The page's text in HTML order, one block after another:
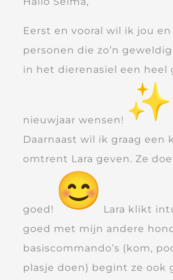
Eerst en vooral wil ik jou
personen die zo’n
in het dierenasiel een heel
nieuwjaar wensen!
Daarnaast wil ik graag een
omtrent Lara geven. Ze
goed!
Lara klikt
goed met mijn andere
basiscommando’s (kom,
plasje doen) begint ze ook